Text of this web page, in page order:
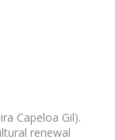
Capeloa Gil).
renewal